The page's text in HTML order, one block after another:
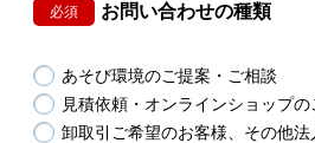
必須 お問い合わせの種類
あそび環境のご提案・ご相談
見積依頼・オンラインショップ
卸取引ご希望のお客様、その他